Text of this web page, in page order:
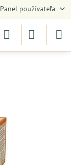
Panel používateľa